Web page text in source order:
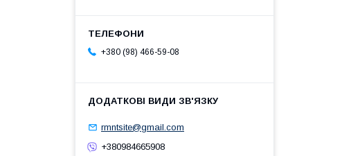
+380 (98) 466-59-08
rmntsite@gmail.com
+380984665908